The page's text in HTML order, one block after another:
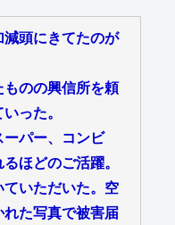
頭にきてたのが
のの興信所を頼
った。
ーパー、コンビ
ほどのご活躍。
いただいた。空
れた写真で被害届